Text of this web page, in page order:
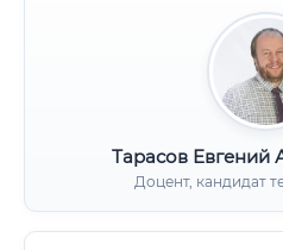
Тарасов Евгений
Доцент, кандидат